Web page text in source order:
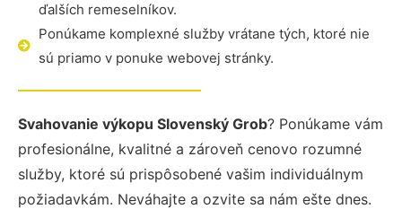
ďalších remeselníkov.
Ponúkame komplexné služby vrátane tých, ktoré nie
sú priamo v ponuke webovej stránky.
Svahovanie výkopu Slovenský Grob? Ponúkame vám
profesionálne, kvalitné a zároveň cenovo rozumné
služby, ktoré sú prispôsobené vašim individuálnym
požiadavkám. Neváhajte a ozvite sa nám ešte dnes.